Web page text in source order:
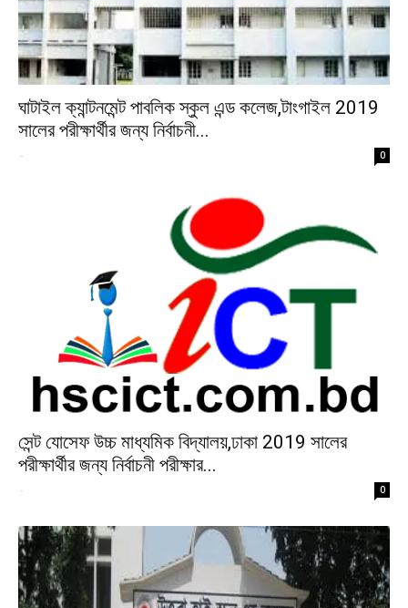
ঘাটাইল ক্যান্টনমেন্ট পাবলিক স্কুল এন্ড কলেজ,টাংগাইল 2019
সালের পরীক্ষার্থীর জন্য নির্বাচনী...
- 0
সেন্ট যোসেফ উচ্চ মাধ্যমিক বিদ্যালয়,ঢাকা 2019 সালের
পরীক্ষার্থীর জন্য নির্বাচনী পরীক্ষার...
- 0